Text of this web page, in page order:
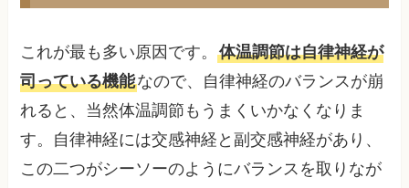
これが最も多い原因です。体温調節は自律神経が
司っている機能なので、自律神経のバランスが崩
れると、当然体温調節もうまくいかなくなりま
す。自律神経には交感神経と副交感神経があり、
この二つがシーソーのようにバランスを取りなが